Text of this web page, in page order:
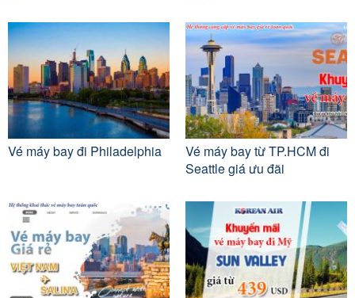
Vé máy bay đi Philadelphia
Vé máy bay từ TP.HCM đi
Seattle giá ưu đãi